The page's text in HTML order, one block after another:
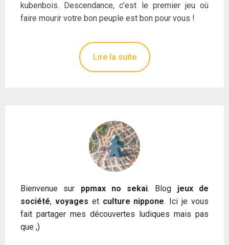
kubenbois. Descendance, c’est le premier jeu où
faire mourir votre bon peuple est bon pour vous !
Lire la suite
Bienvenue sur ppmax no sekai. Blog jeux de
société, voyages et culture nippone. Ici je vous
fait partager mes découvertes ludiques mais pas
que ;)